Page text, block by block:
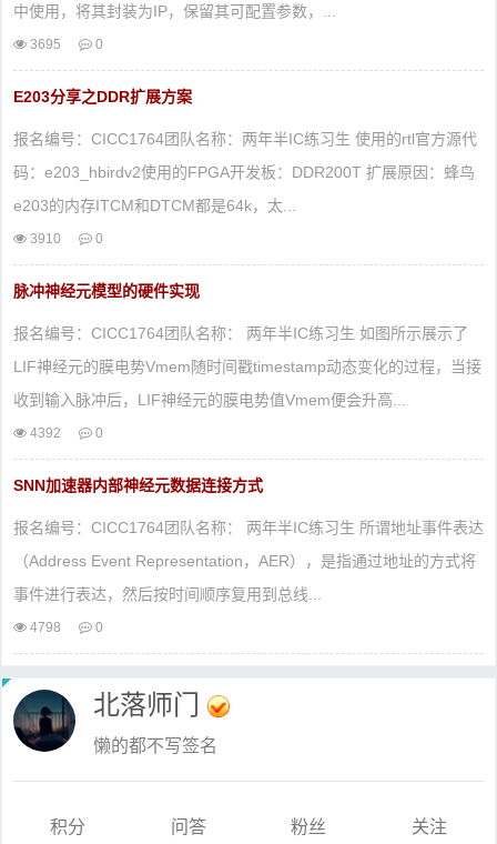
中使用，将其封装为IP，保留其可配置参数，...
3695 0
E203分享之DDR扩展方案
报名编号：CICC1764团队名称：两年半IC练习生 使用的rtl官方源代
码：e203_hbirdv2使用的FPGA开发板：DDR200T 扩展原因：蜂鸟
e203的内存ITCM和DTCM都是64k，太...
3910 0
脉冲神经元模型的硬件实现
报名编号：CICC1764团队名称： 两年半IC练习生 如图所示展示了
LIF神经元的膜电势Vmem随时间戳timestamp动态变化的过程，当接
收到输入脉冲后，LIF神经元的膜电势值Vmem便会升高...
4392 0
SNN加速器内部神经元数据连接方式
报名编号：CICC1764团队名称： 两年半IC练习生 所谓地址事件表达
（Address Event Representation，AER），是指通过地址的方式将
事件进行表达，然后按时间顺序复用到总线...
4798 0
北落师门
懒的都不写签名
积分 问答 粉丝 关注